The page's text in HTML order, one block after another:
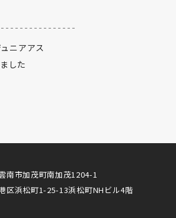
ニアアス
した
南市加茂町南加茂1204-1
区浜松町1-25-13浜松町NHビル4階